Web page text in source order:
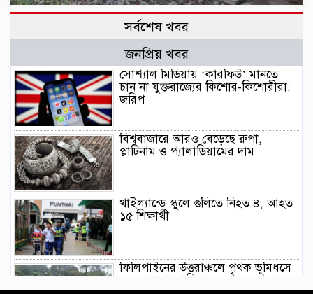
সর্বশেষ খবর
জনপ্রিয় খবর
সোশ্যাল মিডিয়ায় ‘কারফিউ’ মানতে
চান না যুক্তরাজ্যের কিশোর-কিশোরীরা:
জরিপ
বিশ্ববাজারে আরও বেড়েছে রুপা,
প্লাটিনাম ও প্যালাডিয়ামের দাম
থাইল্যান্ডে স্কুলে গুলিতে নিহত ৪, আহত
১৫ শিক্ষার্থী
ফিলিপাইনের উত্তরাঞ্চলে পৃথক ভূমিধসে
৪ জনের প্রাণহানি